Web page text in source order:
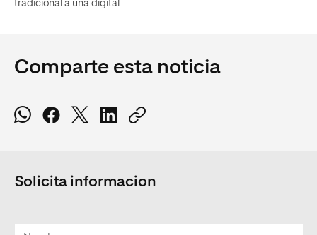
tradicional a una digital.
Comparte esta noticia
Solicita informacion